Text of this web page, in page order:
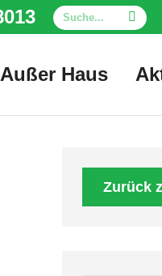
Search:
Außer Haus
Zurück